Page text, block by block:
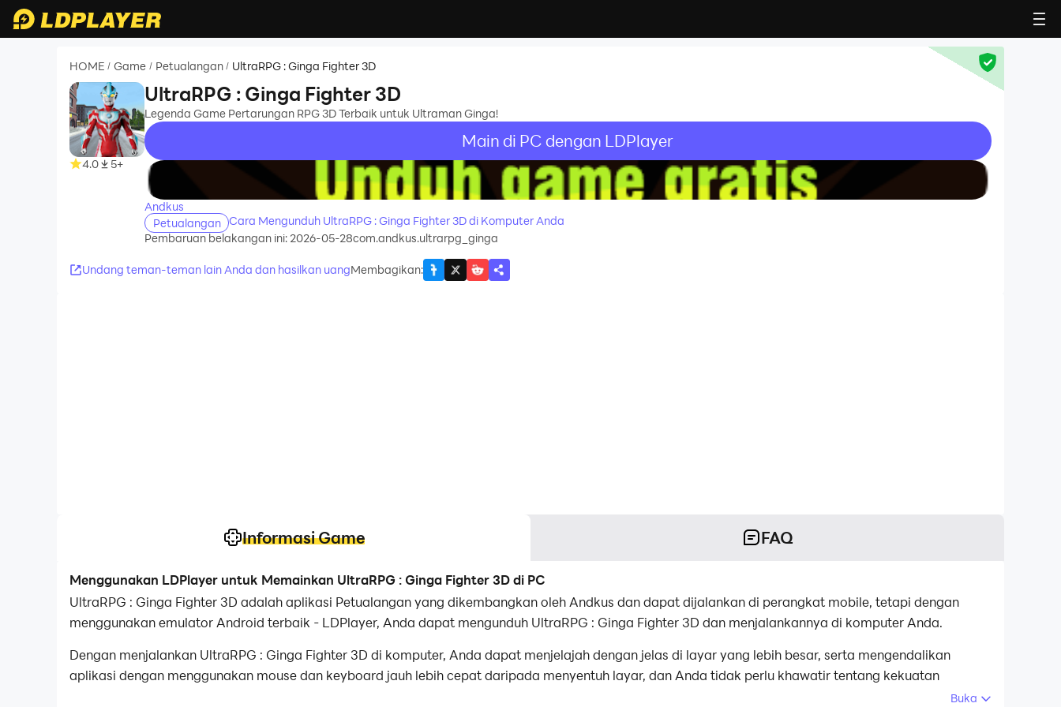
HOME / Game / Petualangan / UltraRPG : Ginga Fighter 3D
4.0 5+
UltraRPG : Ginga Fighter 3D
Legenda Game Pertarungan RPG 3D Terbaik untuk Ultraman Ginga!
Main di PC dengan LDPlayer
recommend
Andkus
Petualangan
Cara Mengunduh UltraRPG : Ginga Fighter 3D di Komputer Anda
Pembaruan belakangan ini: 2026-05-28com.andkus.ultrarpg_ginga
Undang teman-teman lain Anda dan hasilkan uangMembagikan:
Informasi Game FAQ
Menggunakan LDPlayer untuk Memainkan UltraRPG : Ginga Fighter 3D di PC
UltraRPG : Ginga Fighter 3D adalah aplikasi Petualangan yang dikembangkan oleh Andkus dan dapat dijalankan di perangkat mobile, tetapi dengan
menggunakan emulator Android terbaik - LDPlayer, Anda dapat mengunduh UltraRPG : Ginga Fighter 3D dan menjalankannya di komputer Anda.
Dengan menjalankan UltraRPG : Ginga Fighter 3D di komputer, Anda dapat menjelajah dengan jelas di layar yang lebih besar, serta mengendalikan
aplikasi dengan menggunakan mouse dan keyboard jauh lebih cepat daripada menyentuh layar, dan Anda tidak perlu khawatir tentang kekuatan
Buka